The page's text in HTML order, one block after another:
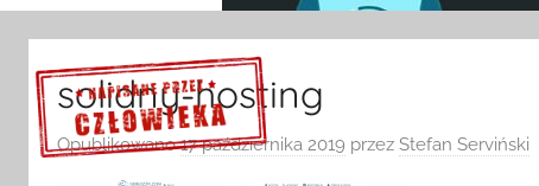
solidny-hosting
Opublikowano17 października 2019 przez Stefan Serviński